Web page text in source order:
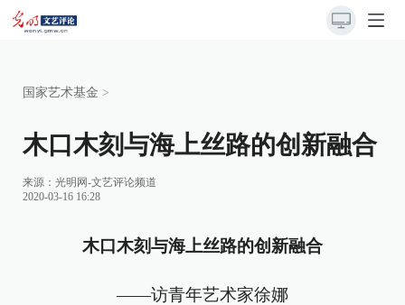
国家艺术基金 >
木口木刻与海上丝路的创新融合
来源： 光明网-文艺评论频道
2020-03-16 16:28
木口木刻与海上丝路的创新融合
——访青年艺术家徐娜